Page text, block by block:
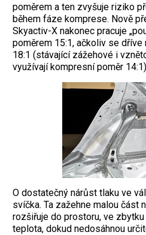
poměrem a ten zvyšuje riziko
během fáze komprese. Nově
Skyactiv-X nakonec pracuje
poměrem 15:1, ačkoliv se
18:1 (stávající zážehové i
využívají kompresní poměr
O dostatečný nárůst tlaku ve
svíčka. Ta zažehne malou část
rozšiřuje do prostoru, ve
teplota, dokud nedosáhnou